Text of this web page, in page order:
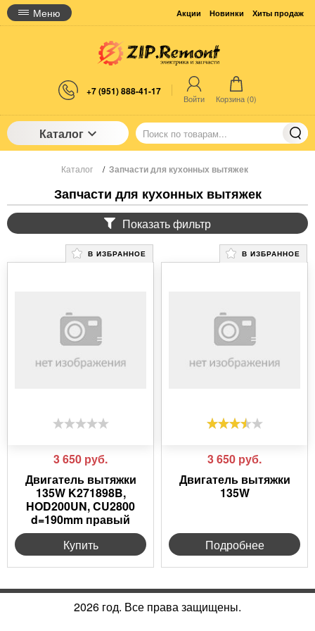
Меню Акции Новинки Хиты продаж
+7 (951) 888-41-17
Войти Корзина (0)
Каталог
Каталог / Запчасти для кухонных вытяжек
Запчасти для кухонных вытяжек
Показать фильтр
В ИЗБРАННОЕ
3 650 руб.
Двигатель вытяжки
135W K271898B,
HOD200UN, CU2800
d=190mm правый
Купить
В ИЗБРАННОЕ
3 650 руб.
Двигатель вытяжки
135W
Подробнее
2026 год. Все права защищены.